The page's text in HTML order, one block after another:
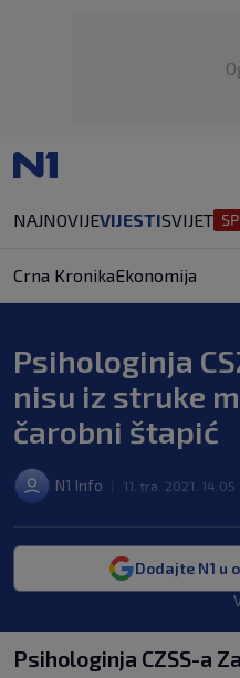
NAJNOVIJEVIJESTISVIJET
Crna KronikaEkonomija
Psihologinja
nisu iz struke
čarobni štapić
N1 Info 11. tra. 2021. 14:05
Dodajte N1 u
Psihologinja CZSS-a